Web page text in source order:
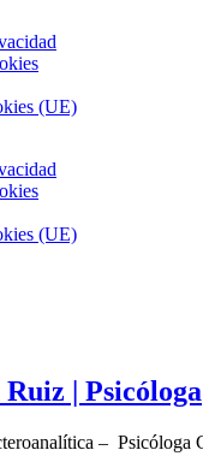
(UE)
(UE)
| Psicóloga
– Psicóloga